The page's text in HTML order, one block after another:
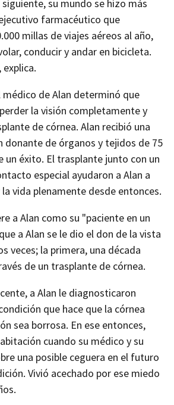
su mundo se hizo más
farmacéutico que
millas de viajes aéreos al año,
conducir y andar en bicicleta.
médico de Alan determinó que
la visión completamente y
de córnea. Alan recibió una
donante de órganos y tejidos de 75
un éxito. El trasplante junto con un
especial ayudaron a Alan a
vida plenamente desde entonces.
a Alan como su "paciente en un
a Alan se le dio el don de la vista
veces; la primera, una década
de un trasplante de córnea.
a Alan le diagnosticaron
que hace que la córnea
sea borrosa. En ese entonces,
cuando su médico y su
una posible ceguera en el futuro
Vivió acechado por ese miedo